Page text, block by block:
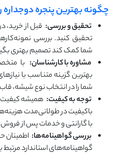
چگونه بهترین پنجره دوجداره
تحقیق و بررسی: قبل از خرید،
تحقیق کنید. بررسی
شما کمک کند تصمیم بهتری
مشاوره با کارشناسان: با
بهترین گزینه متناسب با
شما را در انتخاب نوع شیشه،
توجه به کیفیت: همیشه کیفیت
باکیفیت در طولانی‌مدت
با گارانتی و خدمات پس از
بررسی گواهینامه‌ها: اطمینان
گواهینامه‌های استاندارد